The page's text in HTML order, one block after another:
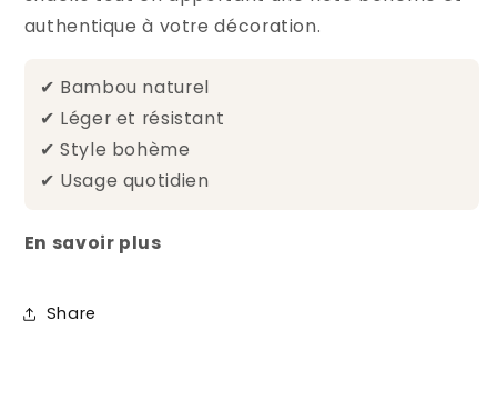
authentique à votre décoration.
✔ Bambou naturel
✔ Léger et résistant
✔ Style bohème
✔ Usage quotidien
En savoir plus
Share